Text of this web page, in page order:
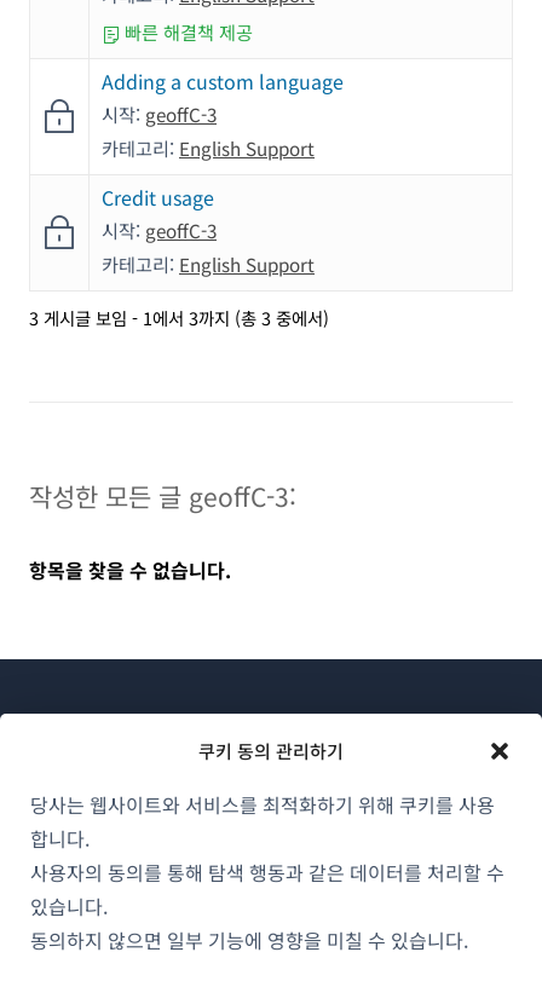
쿠키 동의 관리하기
당사는 웹사이트와 서비스를 최적화하기 위해 쿠키를 사용
합니다.
사용자의 동의를 통해 탐색 행동과 같은 데이터를 처리할 수
있습니다.
동의하지 않으면 일부 기능에 영향을 미칠 수 있습니다.
빠른 해결책 제공
Adding a custom language
시작: geoffC-3
카테고리: English Support
Credit usage
시작: geoffC-3
카테고리: English Support
3 게시글 보임 - 1에서 3까지 (총 3 중에서)
작성한 모든 글 geoffC-3:
항목을 찾을 수 없습니다.
WPML 소개
GDPR 및 개인정보 처리방침
창
(새
(새
(새